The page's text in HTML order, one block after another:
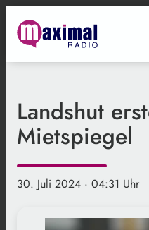
Landshut
Mietspiegel
30. Juli 2024 · 04:31 Uhr